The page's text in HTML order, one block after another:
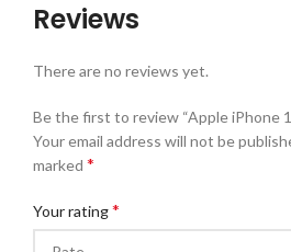
Reviews
There are no reviews yet.
Be the first to review “Apple iPhone
Your email address will not be
marked *
Your rating*